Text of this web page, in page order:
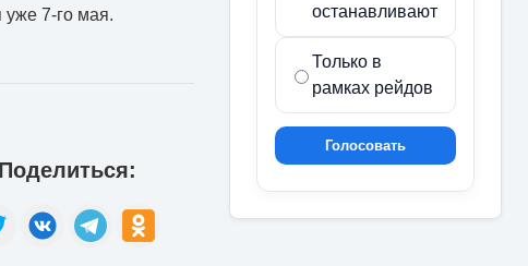
уже 7-го мая.
Поделиться:
останавливают
Только в
рамках рейдов
Голосовать